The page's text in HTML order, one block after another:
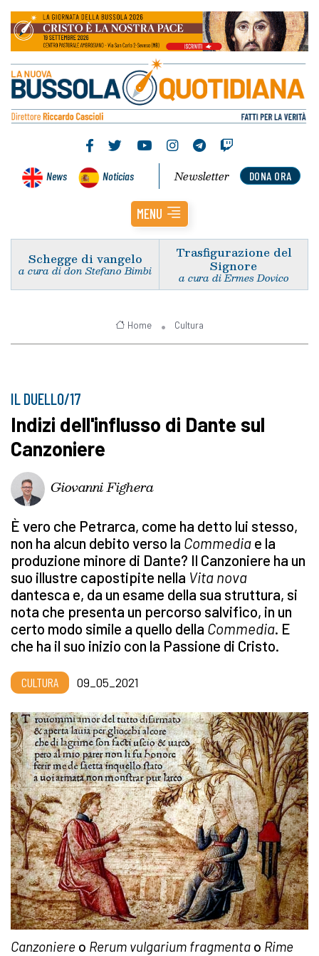
News Noticias DONA ORA
Newsletter
MENU
Schegge di vangelo
a cura di don Stefano Bimbi
Trasfigurazione del
Signore
a cura di Ermes Dovico
Home Cultura
IL DUELLO/17
Indizi dell'influsso di Dante sul
Canzoniere
Giovanni Fighera
È vero che Petrarca, come ha detto lui stesso,
non ha alcun debito verso la Commedia e la
produzione minore di Dante? Il Canzoniere ha un
suo illustre capostipite nella Vita nova
dantesca e, da un esame della sua struttura, si
nota che presenta un percorso salvifico, in un
certo modo simile a quello della Commedia. E
che ha il suo inizio con la Passione di Cristo.
CULTURA 09_05_2021
Canzoniere o Rerum vulgarium fragmenta o Rime